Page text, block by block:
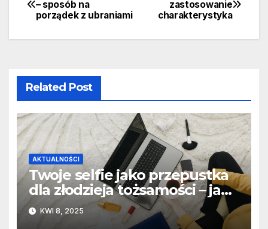
wpisu
zastosowanie
charakterystyka
– sposób na
porządek z ubraniami
Related Post
AKTUALNOŚCI
Twoje selfie jako przepustka
dla złodzieja tożsamości – jak
przestępcy wykorzystują
zdjęcia z sieci
KWI 8, 2025